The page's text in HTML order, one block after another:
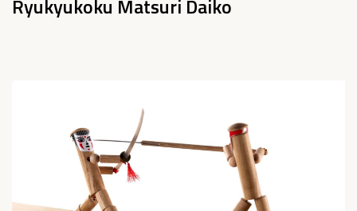
Ryukyukoku Matsuri Daiko